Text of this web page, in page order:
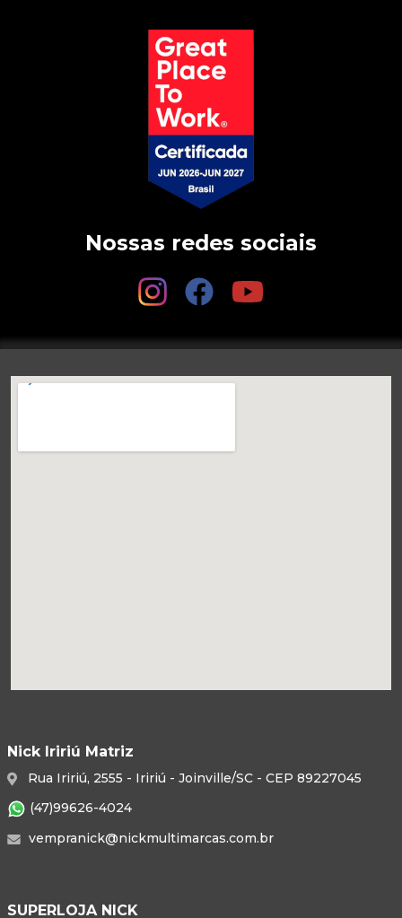
Nossas redes sociais
Nick Iririú Matriz
Rua Iririú, 2555 - Iririú - Joinville/SC - CEP 89227045
(47)99626-4024
vempranick@nickmultimarcas.com.br
SUPERLOJA NICK